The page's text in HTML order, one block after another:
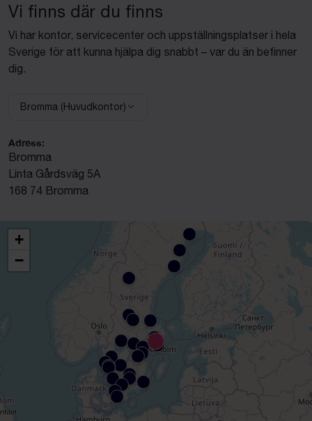
Vi finns där du finns
Vi har kontor, servicecenter och uppställningsplatser i hela
Sverige för att kunna hjälpa dig snabbt – var du än befinner
dig.
Välj anläggning:
Bromma (Huvudkontor)
Adress:
Bromma
Linta Gårdsväg 5A
168 74 Bromma
+
−